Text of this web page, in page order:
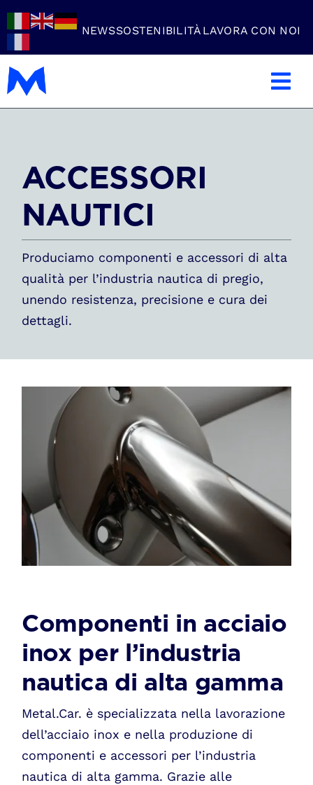
Skip
to
content
NEWSSOSTENIBILITÀ LAVORA CON NOI
Carpenteria Metallica
Settori
Lavorazioni
Prodotti
ACCESSORI
NAUTICI
Produciamo componenti e accessori di alta
qualità per l’industria nautica di pregio,
unendo resistenza, precisione e cura dei
dettagli.
Componenti in acciaio
inox per l’industria
nautica di alta gamma
Metal.Car. è specializzata nella lavorazione
dell’acciaio inox e nella produzione di
componenti e accessori per l’industria
nautica di alta gamma. Grazie alle